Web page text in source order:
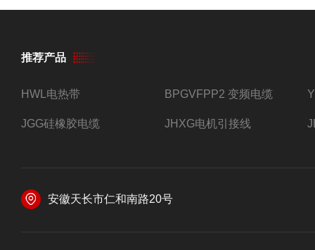
推荐产品
HWL电热带 BPGVFPP2 变频电缆
JGG硅橡胶电缆 JHXG电机引接线
安徽天长市仁和南路20号